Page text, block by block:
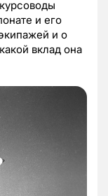
и его
и о
вклад она